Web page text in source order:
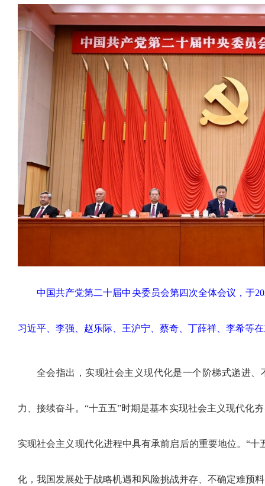
中国共产党第二十届中央委员会第四次全体会议，于
习近平、李强、赵乐际、王沪宁、蔡奇、丁薛祥、李希等
全会指出，实现社会主义现代化是一个阶梯式递进
力、接续奋斗。“十五五”时期是基本实现社会主义现代化
实现社会主义现代化进程中具有承前启后的重要地位。“
化，我国发展处于战略机遇和风险挑战并存、不确定难预